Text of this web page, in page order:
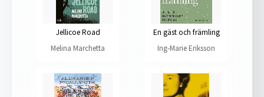
Jellicoe Road
Melina Marchetta
En gäst och främling
Ing-Marie Eriksson